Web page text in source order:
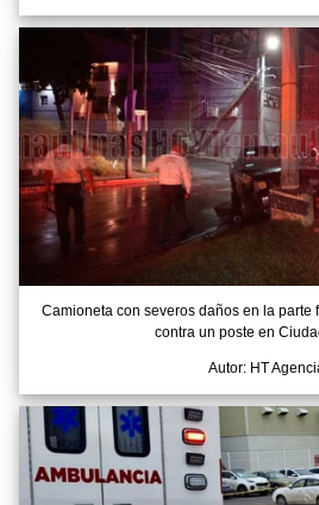
Camioneta con severos daños en la parte
contra un poste en
Autor: HT